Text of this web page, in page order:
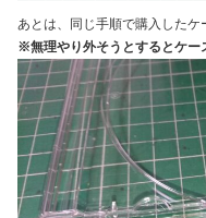
あとは、同じ手順で購入したケ
※無理やり外そうとするとケー